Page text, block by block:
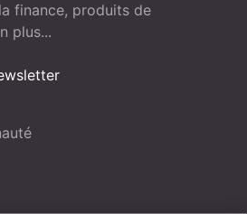
finance, produits de
plus...